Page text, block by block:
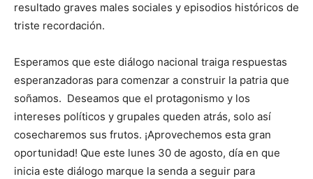
resultado graves males sociales y episodios históricos de
triste recordación.
Esperamos que este diálogo nacional traiga respuestas
esperanzadoras para comenzar a construir la patria que
soñamos. Deseamos que el protagonismo y los
intereses políticos y grupales queden atrás, solo así
cosecharemos sus frutos. ¡Aprovechemos esta gran
oportunidad! Que este lunes 30 de agosto, día en que
inicia este diálogo marque la senda a seguir para